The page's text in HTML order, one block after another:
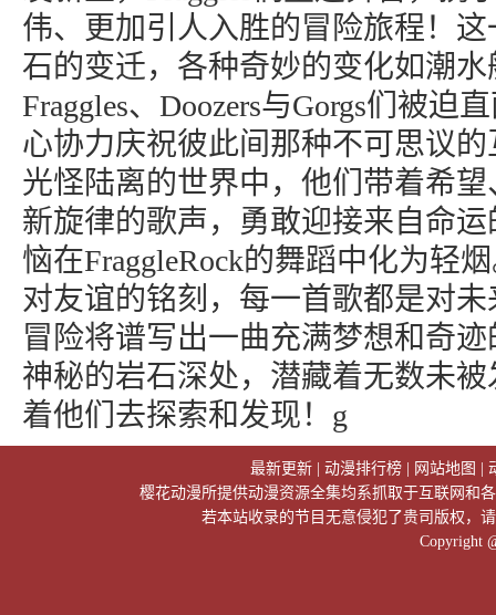
伟、更加引人入胜的冒险旅程！
石的变迁，各种奇妙的变化如潮
Fraggles、Doozers与Gorgs们被迫
心协力庆祝彼此间那种不可思议
光怪陆离的世界中，他们带着希
新旋律的歌声，勇敢迎接来自命
恼在FraggleRock的舞蹈中化为轻
对友谊的铭刻，每一首歌都是对
冒险将谱写出一曲充满梦想和奇
神秘的岩石深处，潜藏着无数未
着他们去探索和发现！g
最新更新 动漫排行榜 网站地图
樱花动漫所提供动漫资源全集均系抓取于互联网和
若本站收录的节目无意侵犯了贵司版权，
Copyright